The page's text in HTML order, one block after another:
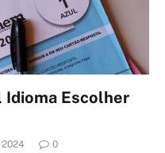
Idioma Escolher
0